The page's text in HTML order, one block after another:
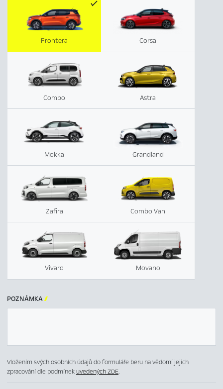
Corsa
Combo
Frontera
Astra
Mokka Grandland
Zafira Combo Van
Vivaro Movano
POZNÁMKA
Vložením svých osobních údajů do formuláře beru na vědomí jejich
zpracování dle podmínekuvedených ZDE.